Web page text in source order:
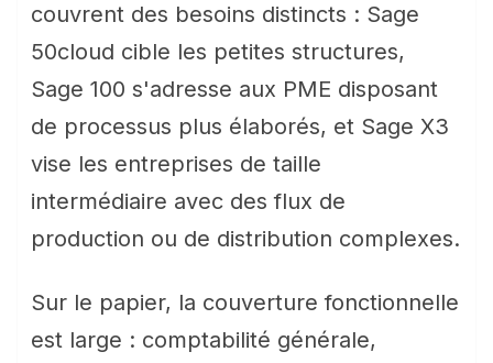
couvrent des besoins distincts : Sage
50cloud cible les petites structures,
Sage 100 s'adresse aux PME disposant
de processus plus élaborés, et Sage X3
vise les entreprises de taille
intermédiaire avec des flux de
production ou de distribution complexes.
Sur le papier, la couverture fonctionnelle
est large : comptabilité générale,